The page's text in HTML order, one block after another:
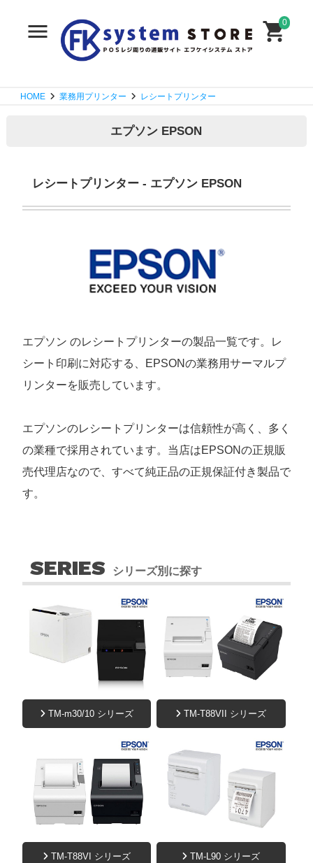
0
HOME 業務用プリンター レシートプリンター
エプソン EPSON
レシートプリンター - エプソン EPSON
エプソン のレシートプリンターの製品一覧です。レ
シート印刷に対応する、EPSONの業務用サーマルプ
リンターを販売しています。
エプソンのレシートプリンターは信頼性が高く、多く
の業種で採用されています。当店はEPSONの正規販
売代理店なので、すべて純正品の正規保証付き製品で
す。
SERIES シリーズ別に探す
TM-m30/10 シリーズ TM-T88VII シリーズ
TM-T88VI シリーズ TM-L90 シリーズ